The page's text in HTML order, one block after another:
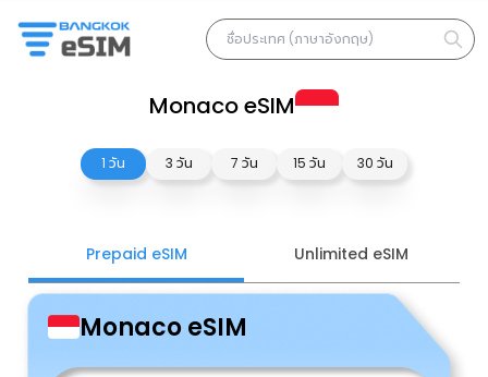
Monaco eSIM
1 วัน 3 วัน 7 วัน 15 วัน 30 วัน
Prepaid eSIM Unlimited eSIM
Monaco eSIM